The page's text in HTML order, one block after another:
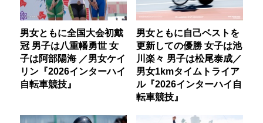
男女ともに全国大会初戴
冠 男子は八重幡勇世 女
子は阿部陽海 ／男女ケイ
リン『2026インターハイ
自転車競技』
男女ともに自己ベストを
更新しての優勝 女子は池
川楽々 男子は松尾泰成／
男女1kmタイムトライア
ル『2026インターハイ自
転車競技』